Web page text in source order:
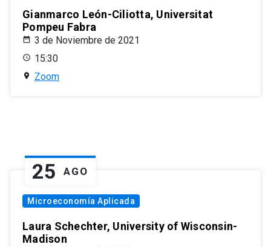
Gianmarco León-Ciliotta, Universitat
Pompeu Fabra
3 de Noviembre de 2021
15:30
Zoom
25 AGO
Microeconomía Aplicada
Laura Schechter, University of Wisconsin-
Madison